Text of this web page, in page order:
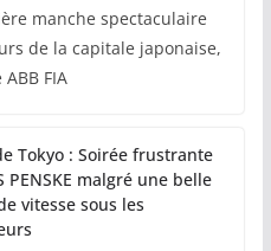
manche spectaculaire
de la capitale japonaise,
FIA
Tokyo : Soirée frustrante
PENSKE malgré une belle
vitesse sous les